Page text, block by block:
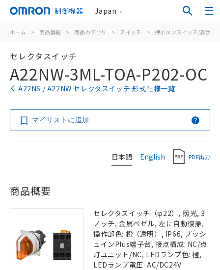
制御機器 Japan
ホーム > 商品情報 > 商品カテゴリ > スイッチ > 押ボタンスイッチ/表示灯
セレクタスイッチ
A22NW-3ML-TOA-P202-OC
A22NS / A22NW セレクタスイッチ 形式仕様一覧
マイリストに追加
日本語 English PDF出力
商品概要
セレクタスイッチ（φ22）, 照光, 3
ノッチ, 金属ベゼル, 左に自動復帰,
操作部色: 橙（透明）, IP66, プッシ
ュインPlus端子台, 接点構成: NC/点
灯ユニット/NC, LEDランプ色: 橙,
LEDランプ電圧: AC/DC24V